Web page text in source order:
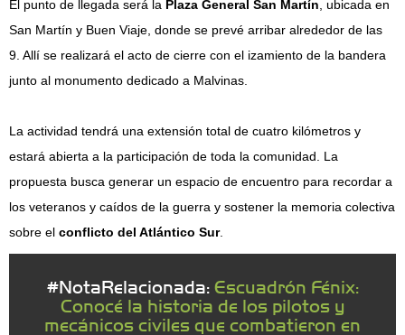
El punto de llegada será la Plaza General San Martín , ubicada en
San Martín y Buen Viaje, donde se prevé arribar alrededor de las
9. Allí se realizará el acto de cierre con el izamiento de la bandera
junto al monumento dedicado a Malvinas.
La actividad tendrá una extensión total de cuatro kilómetros y
estará abierta a la participación de toda la comunidad. La
propuesta busca generar un espacio de encuentro para recordar a
los veteranos y caídos de la guerra y sostener la memoria colectiva
sobre el conflicto del Atlántico Sur.
#NotaRelacionada: Escuadrón Fénix:
Conocé la historia de los pilotos y
mecánicos civiles que combatieron en